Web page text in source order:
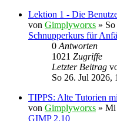
Lektion 1 - Die
von Gimplyworxs »
Schnupperkurs für
0 Antworten
1021 Zugriffe
Letzter Beitrag
So 26. Jul 2026,
TIPPS: Alte Tutorien
von Gimplyworxs » Mi
GIMP 2.10